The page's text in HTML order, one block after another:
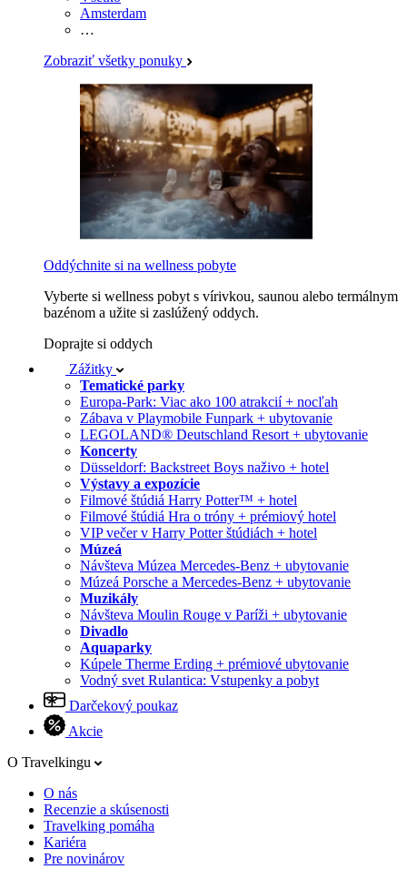
Amsterdam
…
Zobraziť všetky ponuky
Oddýchnite si na wellness pobyte
Vyberte si wellness pobyt s vírivkou, saunou alebo termálnym
bazénom a užite si zaslúžený oddych.
Doprajte si oddych
Zážitky
Tematické parky
Europa-Park: Viac ako 100 atrakcií + nocľah
Zábava v Playmobile Funpark + ubytovanie
LEGOLAND® Deutschland Resort + ubytovanie
Koncerty
Düsseldorf: Backstreet Boys naživo + hotel
Výstavy a expozície
Filmové štúdiá Harry Potter™ + hotel
Filmové štúdiá Hra o tróny + prémiový hotel
VIP večer v Harry Potter štúdiách + hotel
Múzeá
Návšteva Múzea Mercedes-Benz + ubytovanie
Múzeá Porsche a Mercedes-Benz + ubytovanie
Muzikály
Návšteva Moulin Rouge v Paríži + ubytovanie
Divadlo
Aquaparky
Kúpele Therme Erding + prémiové ubytovanie
Vodný svet Rulantica: Vstupenky a pobyt
Darčekový poukaz
Akcie
O Travelkingu
O nás
Recenzie a skúsenosti
Travelking pomáha
Kariéra
Pre novinárov